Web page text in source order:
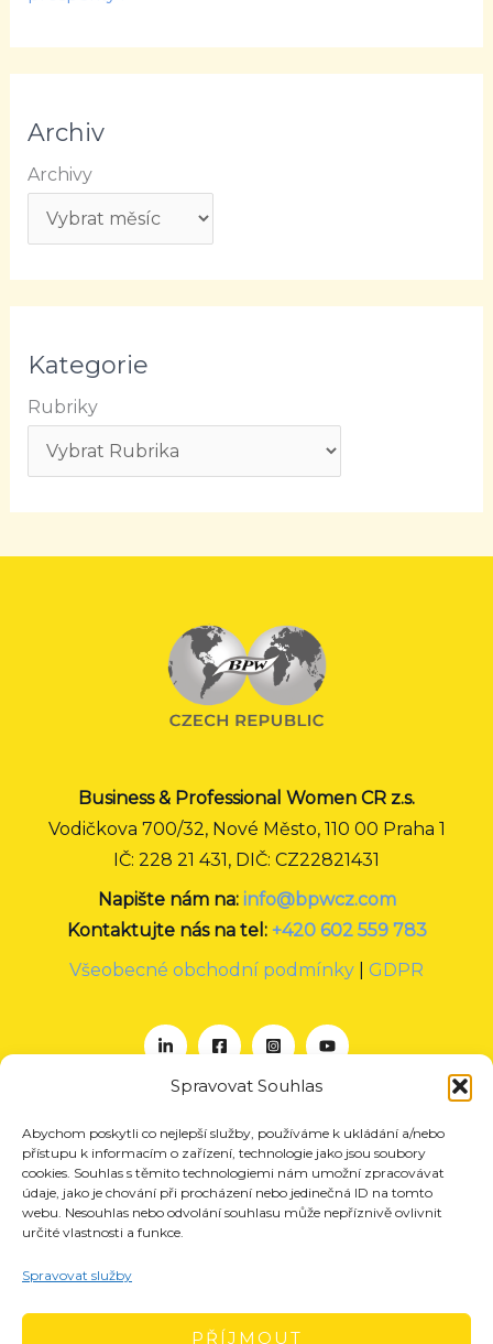
Spravovat Souhlas
Abychom poskytli co nejlepší služby, používáme k ukládání a/nebo
přístupu k informacím o zařízení, technologie jako jsou soubory
cookies. Souhlas s těmito technologiemi nám umožní zpracovávat
údaje, jako je chování při procházení nebo jedinečná ID na tomto
webu. Nesouhlas nebo odvolání souhlasu může nepříznivě ovlivnit
určité vlastnosti a funkce.
Spravovat služby
PŘÍJMOUT
Archiv
Archivy
Kategorie
Rubriky
Business & Professional Women CR z.s.
Vodičkova 700/32, Nové Město, 110 00 Praha 1
IČ: 228 21 431, DIČ: CZ22821431
Napište nám na: info@bpwcz.com
Kontaktujte nás na tel: +420 602 559 783
Všeobecné obchodní podmínky
GDPR
O nás
Projekty
Členství
Kontakt